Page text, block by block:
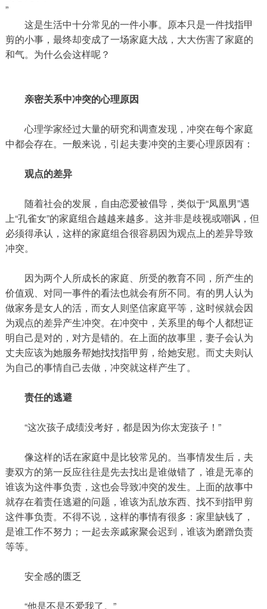
”
这是生活中十分常见的一件小事。原本只是一件找指甲
剪的小事，最终却变成了一场家庭大战，大大伤害了家庭的
和气。为什么会这样呢？
亲密关系中冲突的心理原因
心理学家经过大量的研究和调查发现，冲突在每个家庭
中都会存在。一般来说，引起夫妻冲突的主要心理原因有：
观点的差异
随着社会的发展，自由恋爱被倡导，类似于“凤凰男”遇
上“孔雀女”的家庭组合越越来越多。这并非是歧视或嘲讽，但
必须得承认，这样的家庭组合很容易因为观点上的差异导致
冲突。
因为两个人所成长的家庭、所受的教育不同，所产生的
价值观、对同一事件的看法也就会有所不同。有的男人认为
做家务是女人的活，而女人则坚信家庭平等，这时候就会因
为观点的差异产生冲突。在冲突中，关系里的每个人都想证
明自己是对的，对方是错的。在上面的故事里，妻子会认为
丈夫应该为她服务帮她找找指甲剪，给她安慰。而丈夫则认
为自己的事情自己去做，冲突就这样产生了。
责任的逃避
“这次孩子成绩没考好，都是因为你太宠孩子！”
像这样的话在家庭中是比较常见的。当事情发生后，夫
妻双方的第一反应往往是先去找出是谁做错了，谁是无辜的
谁该为这件事负责，这也会导致冲突的发生。上面的故事中
就存在着责任逃避的问题，谁该为乱放东西、找不到指甲剪
这件事负责。不得不说，这样的事情有很多：家里缺钱了，
是谁工作不努力；一起去亲戚家聚会迟到，谁该为磨蹭负责
等等。
安全感的匮乏
“他是不是不爱我了。”